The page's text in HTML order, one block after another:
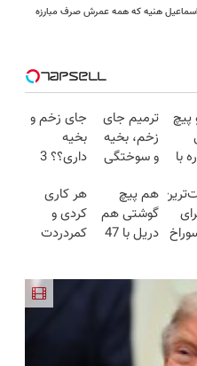
هنیه که همه عمرش صرف مبارزه
پیچ
با
⚙️
ترمیم جای
زخم، بخیه
و سوختگی
هفته!!😍
جای زخم و
بخیه
داری؟؟ 3
محوش کن!
هم پیچ
گوشتی هم
دریل با 47
تخفیف داره
هر کاری
کردی و
کمردردت
پرسشنامه و
دریافت راه